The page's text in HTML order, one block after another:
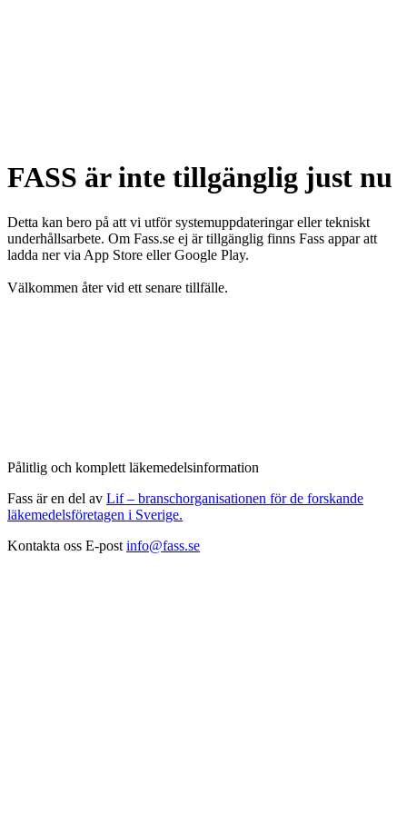
FASS är inte tillgänglig just nu
Detta kan bero på att vi utför systemuppdateringar eller tekniskt
underhållsarbete. Om Fass.se ej är tillgänglig finns Fass appar att
ladda ner via App Store eller Google Play.
Välkommen åter vid ett senare tillfälle.
Pålitlig och komplett läkemedelsinformation
Fass är en del av Lif – branschorganisationen för de forskande
läkemedelsföretagen i Sverige.
Kontakta oss E-post info@fass.se